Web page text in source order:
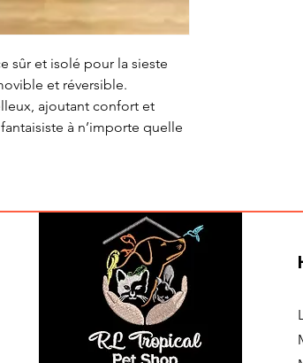
sûr et isolé pour la sieste
et réversible.
ajoutant confort et
à n’importe quelle